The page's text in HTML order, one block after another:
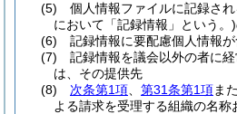
(5)
個人情報ファイルに記録さ
において「記録情報」という。)
(6)
記録情報に要配慮個人情報
(7)
記録情報を議会以外の者に
は、その提供先
(8)
次条第1項 第31条第1項ま
よる請求を受理する組織の名称